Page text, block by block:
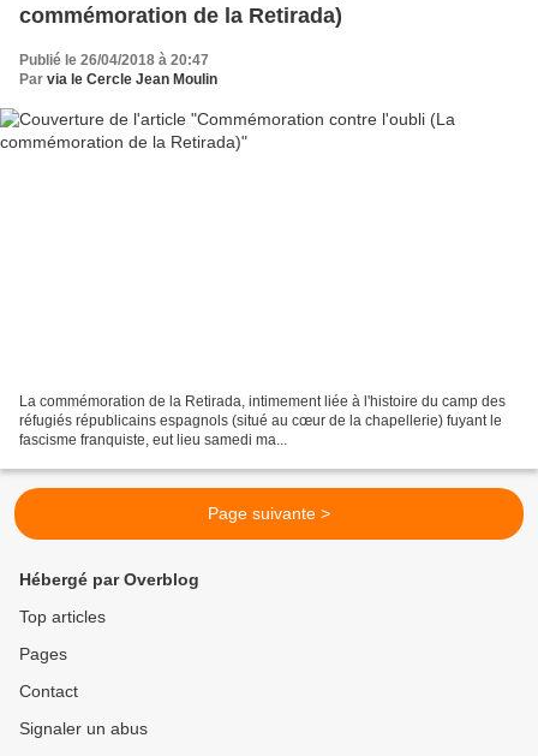
commémoration de la Retirada)
Publié le 26/04/2018 à 20:47
Par via le Cercle Jean Moulin
La commémoration de la Retirada, intimement liée à l'histoire du camp des
réfugiés républicains espagnols (situé au cœur de la chapellerie) fuyant le
fascisme franquiste, eut lieu samedi ma...
Page suivante >
Hébergé par Overblog
Top articles
Pages
Contact
Signaler un abus